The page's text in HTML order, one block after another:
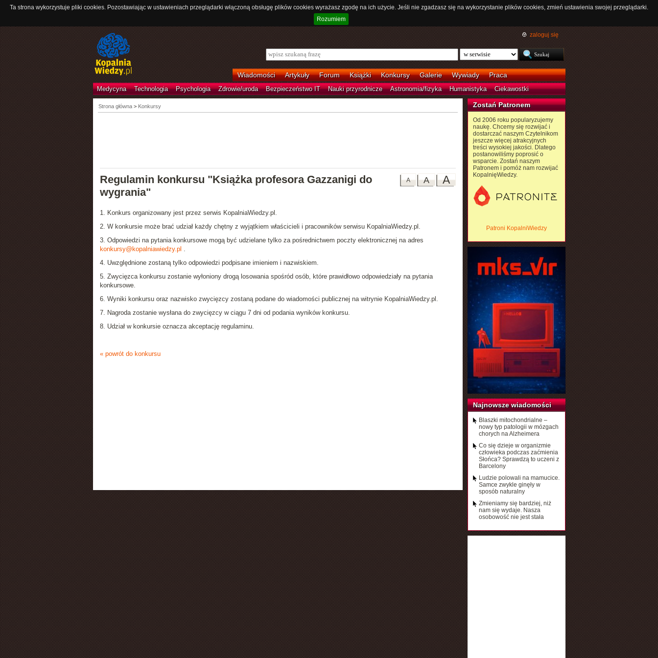
Ta strona wykorzystuje pliki cookies. Pozostawiając w ustawieniach przeglądarki włączoną obsługę plików cookies wyrażasz zgodę na ich użycie. Jeśli nie zgadzasz się na wykorzystanie plików cookies, zmień ustawienia swojej przeglądarki.
Rozumiem
zaloguj się
Wiadomości Artykuły Forum Książki Konkursy Galerie Wywiady Praca
Medycyna Technologia Psychologia Zdrowie/uroda Bezpieczeństwo IT Nauki przyrodnicze Astronomia/fizyka Humanistyka Ciekawostki
Strona główna> Konkursy
A
A
A
Regulamin konkursu "Książka profesora Gazzanigi do
wygrania"
1. Konkurs organizowany jest przez serwis KopalniaWiedzy.pl.
2. W konkursie może brać udział każdy chętny z wyjątkiem właścicieli i pracowników serwisu KopalniaWiedzy.pl.
3. Odpowiedzi na pytania konkursowe mogą być udzielane tylko za pośrednictwem poczty elektronicznej na adres
konkursy@kopalniawiedzy.pl .
4. Uwzględnione zostaną tylko odpowiedzi podpisane imieniem i nazwiskiem.
5. Zwycięzca konkursu zostanie wyłoniony drogą losowania spośród osób, które prawidłowo odpowiedziały na pytania
konkursowe.
6. Wyniki konkursu oraz nazwisko zwycięzcy zostaną podane do wiadomości publicznej na witrynie KopalniaWiedzy.pl.
7. Nagroda zostanie wysłana do zwycięzcy w ciągu 7 dni od podania wyników konkursu.
8. Udział w konkursie oznacza akceptację regulaminu.
« powrót do konkursu
Zostań Patronem
Od 2006 roku popularyzujemy
naukę. Chcemy się rozwijać i
dostarczać naszym Czytelnikom
jeszcze więcej atrakcyjnych
treści wysokiej jakości. Dlatego
postanowiliśmy poprosić o
wsparcie. Zostań naszym
Patronem i pomóż nam rozwijać
KopalnięWiedzy.
Patroni KopalniWiedzy
Najnowsze wiadomości
Blaszki mitochondrialne –
nowy typ patologii w mózgach
chorych na Alzheimera
Co się dzieje w organizmie
człowieka podczas zaćmienia
Słońca? Sprawdzą to uczeni z
Barcelony
Ludzie polowali na mamucice.
Samce zwykle ginęły w
sposób naturalny
Zmieniamy się bardziej, niż
nam się wydaje. Nasza
osobowość nie jest stała